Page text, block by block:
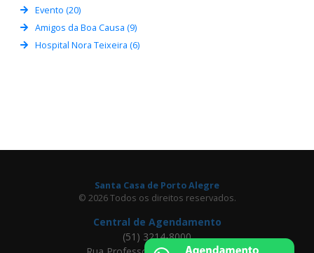
Evento (20)
Amigos da Boa Causa (9)
Hospital Nora Teixeira (6)
Santa Casa de Porto Alegre
© 2026 Todos os direitos reservados.
Central de Agendamento
(51) 3214-8000